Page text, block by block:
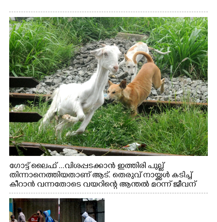
ഗോട്ട് ലൈഫ് ...വിശപ്പടക്കാൻ ഇത്തിരി പുല്ല്
തിന്നാനെത്തിയതാണ് ആട്. തെരുവ് നായ്ക്കൾ കടിച്ച്
കീറാൻ വന്നതോടെ വയറിന്റെ ആന്തൽ മറന്ന് ജീവന്
വേണ്ടിയായി ഓട്ടം. എറണാകുളം വാത്തുരുത്തിയിൽ
നിന്നുള്ള കാഴ്ച